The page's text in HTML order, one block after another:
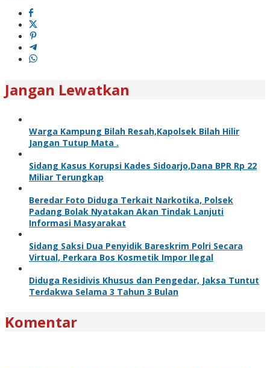
Jangan Lewatkan
Warga Kampung Bilah Resah,Kapolsek Bilah Hilir
Jangan Tutup Mata .
Sidang Kasus Korupsi Kades Sidoarjo,Dana BPR Rp 22
Miliar Terungkap
Beredar Foto Diduga Terkait Narkotika, Polsek
Padang Bolak Nyatakan Akan Tindak Lanjuti
Informasi Masyarakat
Sidang Saksi Dua Penyidik Bareskrim Polri Secara
Virtual, Perkara Bos Kosmetik Impor Ilegal
Diduga Residivis Khusus dan Pengedar, Jaksa Tuntut
Terdakwa Selama 3 Tahun 3 Bulan
Komentar